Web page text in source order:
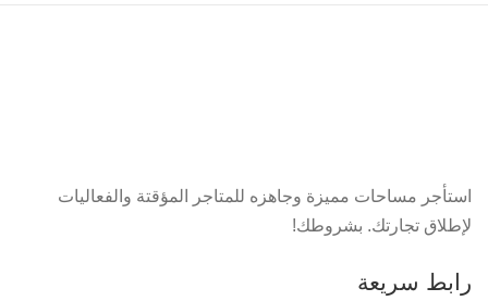
استأجر مساحات مميزة وجاهزه للمتاجر المؤقتة والفعاليات
لإطلاق تجارتك. بشروطك!
رابط سريعة